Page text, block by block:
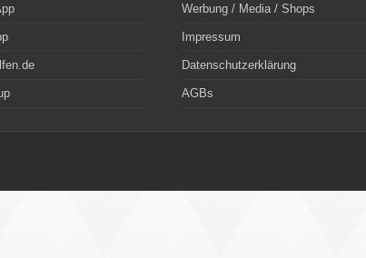
Werbung / Media / Shops
Impressum
Datenschutzerklärung
AGBs